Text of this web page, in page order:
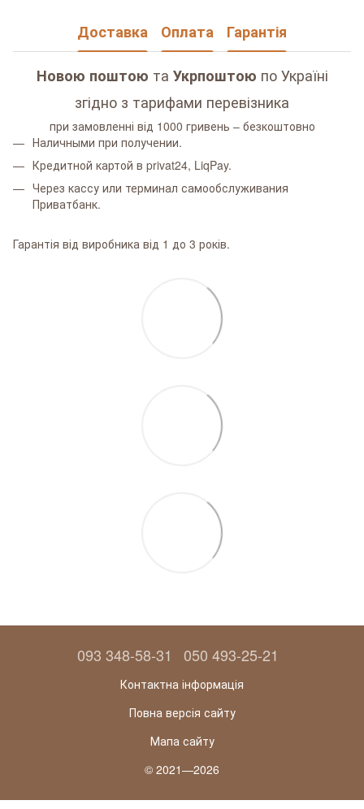
Доставка Оплата Гарантія
Новою поштою та Укрпоштою по Україні
згідно з тарифами перевізника
при замовленні від 1000 гривень – безкоштовно
Наличными при получении.
Кредитной картой в privat24, LiqPay.
Через кассу или терминал самообслуживания
Приватбанк.
Гарантія від виробника від 1 до 3 років.
093 348-58-31 050 493-25-21
Контактна інформація
Повна версія сайту
Мапа сайту
© 2021—2026